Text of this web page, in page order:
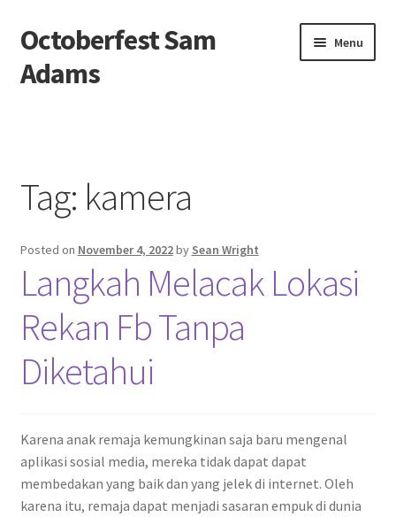
Skip
to
navigation
Skip
to
content
Octoberfest Sam
Adams
Menu
Contact us
Privacy Policy
Tag: kamera
Posted on November 4, 2022by Sean Wright
Langkah Melacak Lokasi
Rekan Fb Tanpa
Diketahui
Karena anak remaja kemungkinan saja baru mengenal
aplikasi sosial media, mereka tidak dapat dapat
membedakan yang baik dan yang jelek di internet. Oleh
karena itu, remaja dapat menjadi sasaran empuk di dunia